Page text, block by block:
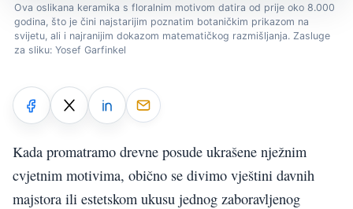
Ova oslikana keramika s floralnim motivom datira od prije oko 8.000
godina, što je čini najstarijim poznatim botaničkim prikazom na
svijetu, ali i najranijim dokazom matematičkog razmišljanja. Zasluge
za sliku: Yosef Garfinkel
Kada promatramo drevne posude ukrašene nježnim
cvjetnim motivima, obično se divimo vještini davnih
majstora ili estetskom ukusu jednog zaboravljenog